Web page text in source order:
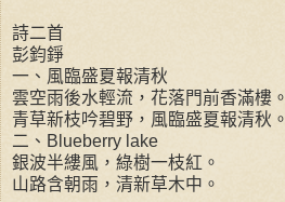
詩二首
彭鈞錚
一、風臨盛夏報清秋
雲空雨後水輕流，花落門前香滿樓。
青草新枝吟碧野，風臨盛夏報清秋。
二、Blueberry lake
銀波半縷風，綠樹一枝紅。
山路含朝雨，清新草木中。